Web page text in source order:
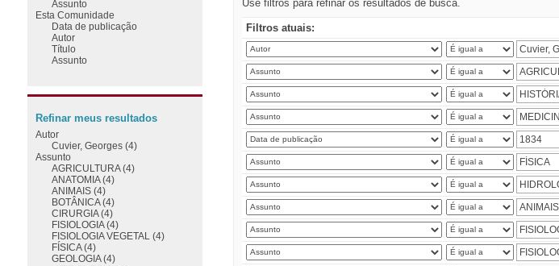
Use filtros para refinar os resultados de busca.
Filtros atuais:
Assunto
Esta Comunidade
Data de publicação
Autor
Título
Assunto
Refinar meus resultados
Autor
Cuvier, Georges (4)
Assunto
AGRICULTURA (4)
ANATOMIA (4)
ANIMAIS (4)
BOTÂNICA (4)
CIRURGIA (4)
FISIOLOGIA (4)
FISIOLOGIA VEGETAL (4)
FÍSICA (4)
GEOLOGIA (4)